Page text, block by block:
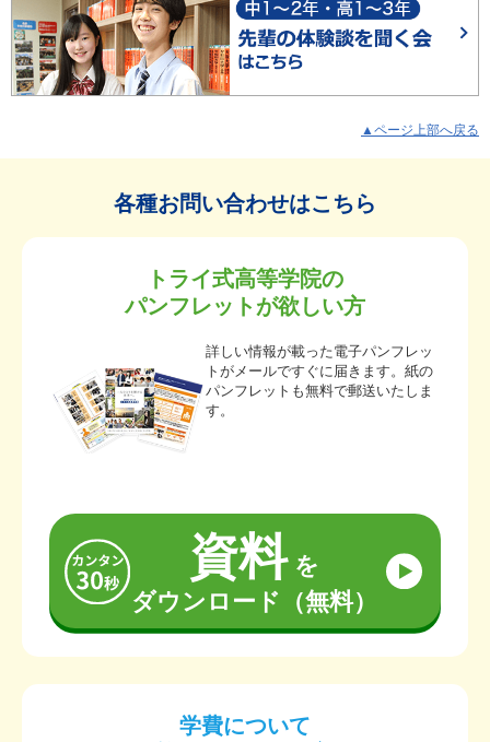
▲ページ上部へ戻る
各種お問い合わせはこちら
トライ式高等学院の
パンフレットが欲しい方
詳しい情報が載った電子パンフレッ
トがメールですぐに届きます。紙の
パンフレットも無料で郵送いたしま
す。
資料を
ダウンロード（無料）
学費について